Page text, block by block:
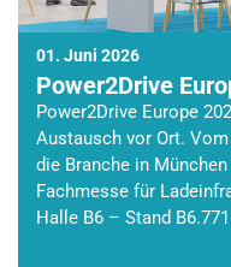
01. Juni 2026
Power2Drive
Power2Drive Europe
Austausch vor Ort.
die Branche in
Fachmesse für
Halle B6 – Stand B6.771